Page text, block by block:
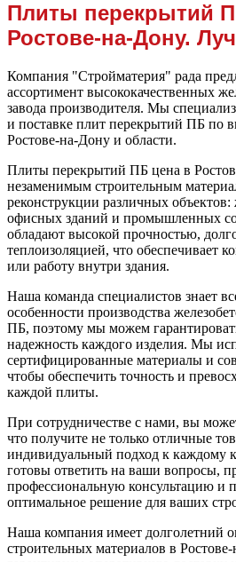
Плиты перекрытий
Ростове-на-Дону.
Компания "Стройматерия" рада
ассортимент высококачественных
завода производителя. Мы
и поставке плит перекрытий ПБ по
Ростове-на-Дону и области.
Плиты перекрытий ПБ цена в
незаменимым строительным
реконструкции различных
офисных зданий и промышленных
обладают высокой прочностью,
теплоизоляцией, что обеспечивает
или работу внутри здания.
Наша команда специалистов знает
особенности производства
ПБ, поэтому мы можем
надежность каждого изделия. Мы
сертифицированные материалы и
чтобы обеспечить точность и
каждой плиты.
При сотрудничестве с нами, вы
что получите не только отличные
индивидуальный подход к каждому
готовы ответить на ваши вопросы,
профессиональную консультацию и
оптимальное решение для ваших
Наша компания имеет долголетний
строительных материалов в